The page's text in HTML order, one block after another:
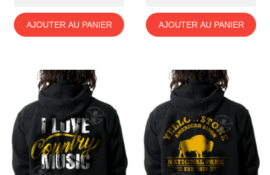
AJOUTER AU PANIER AJOUTER AU PANIER